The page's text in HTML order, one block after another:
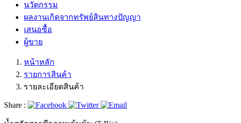
นวัตกรรม
ผลงานเกิดจากทรัพย์สินทางปัญญา
เสนอซื้อ
ผู้ขาย
หน้าหลัก
รายการสินค้า
รายละเอียดสินค้า
Share :